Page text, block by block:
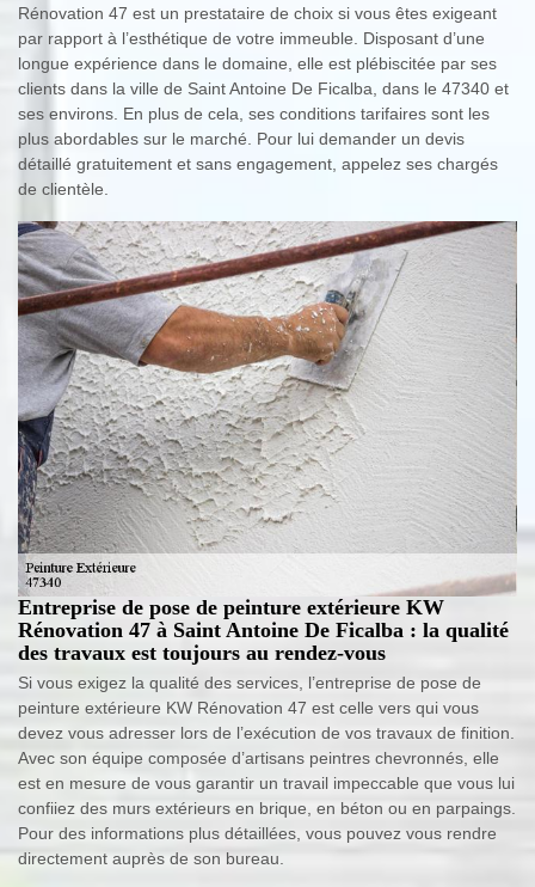
Rénovation 47 est un prestataire de choix si vous êtes exigeant
par rapport à l’esthétique de votre immeuble. Disposant d’une
longue expérience dans le domaine, elle est plébiscitée par ses
clients dans la ville de Saint Antoine De Ficalba, dans le 47340 et
ses environs. En plus de cela, ses conditions tarifaires sont les
plus abordables sur le marché. Pour lui demander un devis
détaillé gratuitement et sans engagement, appelez ses chargés
de clientèle.
Entreprise de pose de peinture extérieure KW
Rénovation 47 à Saint Antoine De Ficalba : la qualité
des travaux est toujours au rendez-vous
Si vous exigez la qualité des services, l’entreprise de pose de
peinture extérieure KW Rénovation 47 est celle vers qui vous
devez vous adresser lors de l’exécution de vos travaux de finition.
Avec son équipe composée d’artisans peintres chevronnés, elle
est en mesure de vous garantir un travail impeccable que vous lui
confiiez des murs extérieurs en brique, en béton ou en parpaings.
Pour des informations plus détaillées, vous pouvez vous rendre
directement auprès de son bureau.